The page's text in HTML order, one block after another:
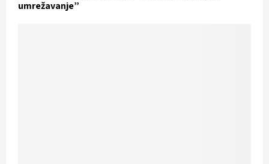
umrežavanje”